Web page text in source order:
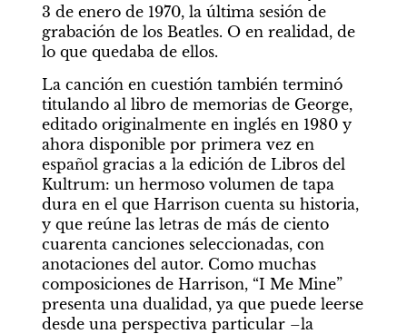
3 de enero de 1970, la última sesión de
grabación de los Beatles. O en realidad, de
lo que quedaba de ellos.
La canción en cuestión también terminó
titulando al libro de memorias de George,
editado originalmente en inglés en 1980 y
ahora disponible por primera vez en
español gracias a la edición de Libros del
Kultrum: un hermoso volumen de tapa
dura en el que Harrison cuenta su historia,
y que reúne las letras de más de ciento
cuarenta canciones seleccionadas, con
anotaciones del autor. Como muchas
composiciones de Harrison, “I Me Mine”
presenta una dualidad, ya que puede leerse
desde una perspectiva particular –la